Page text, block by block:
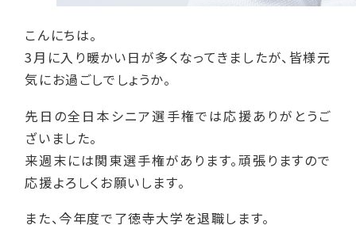
こんにちは。
3月に入り暖かい日が多くなってきましたが、皆様元
気にお過ごしでしょうか。
先日の全日本シニア選手権では応援ありがとうご
ざいました。
来週末には関東選手権があります。頑張りますので
応援よろしくお願いします。
また、今年度で了徳寺大学を退職します。